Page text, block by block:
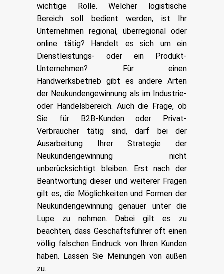
wichtige Rolle. Welcher logistische
Bereich soll bedient werden, ist Ihr
Unternehmen regional, überregional oder
online tätig? Handelt es sich um ein
Dienstleistungs- oder ein Produkt-
Unternehmen? Für einen
Handwerksbetrieb gibt es andere Arten
der Neukundengewinnung als im Industrie-
oder Handelsbereich. Auch die Frage, ob
Sie für B2B-Kunden oder Privat-
Verbraucher tätig sind, darf bei der
Ausarbeitung Ihrer Strategie der
Neukundengewinnung nicht
unberücksichtigt bleiben. Erst nach der
Beantwortung dieser und weiterer Fragen
gilt es, die Möglichkeiten und Formen der
Neukundengewinnung genauer unter die
Lupe zu nehmen. Dabei gilt es zu
beachten, dass Geschäftsführer oft einen
völlig falschen Eindruck von Ihren Kunden
haben. Lassen Sie Meinungen von außen
zu.